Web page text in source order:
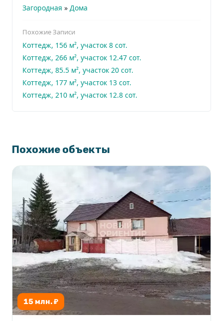
Загородная » Дома
Похожие Записи
Коттедж, 156 м², участок 8 сот.
Коттедж, 266 м², участок 12.47 сот.
Коттедж, 85.5 м², участок 20 сот.
Коттедж, 177 м², участок 13 сот.
Коттедж, 210 м², участок 12.8 сот.
Похожие объекты
15 млн. ₽